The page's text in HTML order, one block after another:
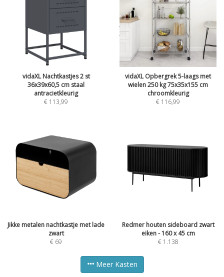
vidaXL Nachtkastjes 2 st
36x39x60,5 cm staal
antracietkleurig
€ 113,99
vidaXL Opbergrek 5-laags met
wielen 250 kg 75x35x155 cm
chroomkleurig
€ 116,99
Jikke metalen nachtkastje met lade
zwart
€ 69
Redmer houten sideboard zwart
eiken - 160 x 45 cm
€ 1.138
Meer Kasten